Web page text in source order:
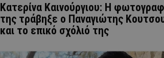
Κατερίνα Καινούργιου: Η
της τράβηξε ο Παναγιώτης
και το επικό σχόλιό της